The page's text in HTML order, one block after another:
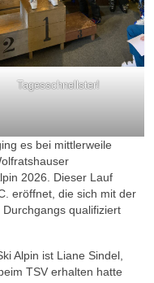
Tagesschnellster!
es bei mittlerweile
2026. Dieser Lauf
eröffnet, die sich mit der
qualifiziert
Alpin ist Liane Sindel,
TSV erhalten hatte